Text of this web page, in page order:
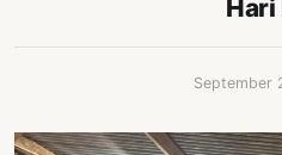
Hari
September